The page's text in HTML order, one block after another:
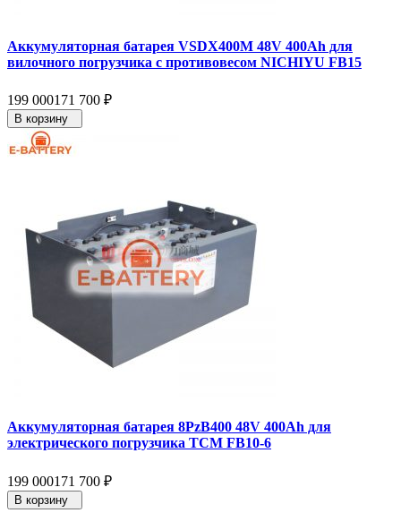
Аккумуляторная батарея VSDX400M 48V 400Ah для
вилочного погрузчика с противовесом NICHIYU FB15
199 000171 700 ₽
В корзину
Аккумуляторная батарея 8PzB400 48V 400Ah для
электрического погрузчика TCM FB10-6
199 000171 700 ₽
В корзину